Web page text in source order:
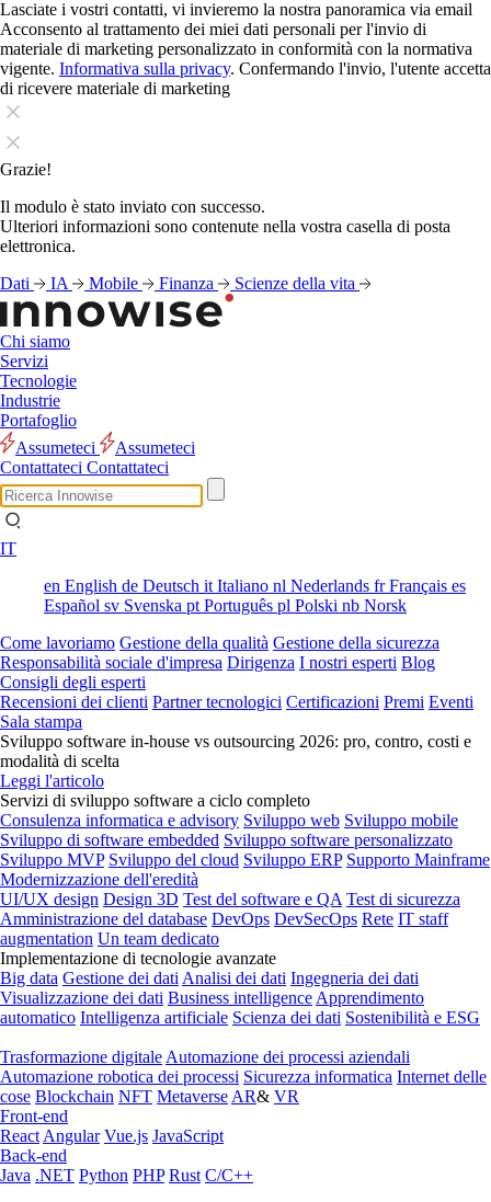
Lasciate i vostri contatti, vi invieremo la nostra panoramica via email
Acconsento al trattamento dei miei dati personali per l'invio di
materiale di marketing personalizzato in conformità con la normativa
vigente. Informativa sulla privacy. Confermando l'invio, l'utente accetta
di ricevere materiale di marketing
Grazie!
Il modulo è stato inviato con successo.
Ulteriori informazioni sono contenute nella vostra casella di posta
elettronica.
Dati
IA Mobile Finanza Scienze della vita
Chi siamo
Servizi
Tecnologie
Industrie
Portafoglio
Assumeteci
Assumeteci
Contattateci Contattateci
IT
en English de Deutsch it Italiano nl Nederlands frFrançais es
Español sv Svenska pt Português pl Polski nb Norsk
Come lavoriamo Gestione della qualità Gestione della sicurezza
Responsabilità sociale d'impresa Dirigenza I nostri esperti Blog
Consigli degli esperti
Recensioni dei clienti Partner tecnologici Certificazioni Premi Eventi
Sala stampa
Sviluppo software in-house vs outsourcing 2026: pro, contro, costi e
modalità di scelta
Leggi l'articolo
Servizi di sviluppo software a ciclo completo
Consulenza informatica e advisory Sviluppo web Sviluppo mobile
Sviluppo di software embedded Sviluppo software personalizzato
Sviluppo MVP Sviluppo del cloud Sviluppo ERP Supporto Mainframe
Modernizzazione dell'eredità
UI/UX design Design 3D Test del software e QA Test di sicurezza
Amministrazione del database DevOps DevSecOps Rete IT staff
augmentation Un team dedicato
Implementazione di tecnologie avanzate
Big data Gestione dei dati Analisi dei dati Ingegneria dei dati
Visualizzazione dei dati Business intelligence Apprendimento
automatico Intelligenza artificiale Scienza dei dati Sostenibilità e ESG
Trasformazione digitale Automazione dei processi aziendali
Automazione robotica dei processi Sicurezza informatica Internet delle
cose Blockchain NFT Metaverse AR& VR
Front-end
React Angular Vue.js JavaScript
Back-end
Java .NET Python PHP Rust C/C++